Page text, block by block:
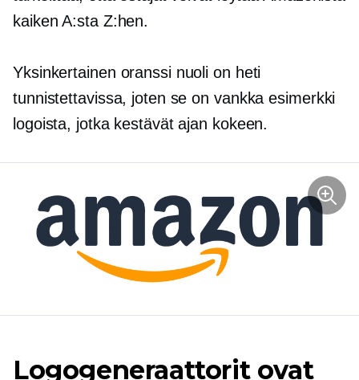
kaiken A:sta Z:hen.
Yksinkertainen oranssi nuoli on heti
tunnistettavissa, joten se on vankka esimerkki
logoista, jotka kestävät ajan kokeen.
Logogeneraattorit ovat